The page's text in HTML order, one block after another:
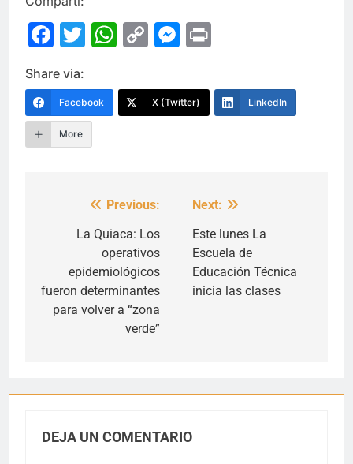
Facebook
Twitter
WhatsApp
CopyMessenger
Share via:
Facebook X (Twitter) LinkedIn
More
Navegación
entradas
Previous:
La Quiaca: Los
operativos
epidemiológicos
fueron determinantes
para volver a “zona
verde”
Next:
Este lunes La
Escuela de
Educación Técnica
inicia las clases
DEJA UN COMENTARIO